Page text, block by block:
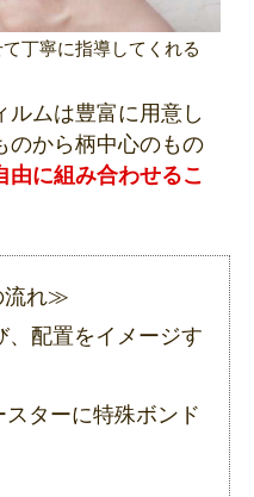
丁寧に指導してくれる
ルムは豊富に用意し
のから柄中心のもの
由に組み合わせるこ
流れ≫
、配置をイメージす
ターに特殊ボンド